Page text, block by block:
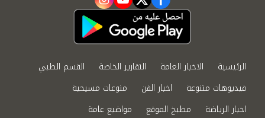
facebook
twitter
youtube
instagram
الرئيسية الاخبار العامة التقارير الخاصة
القسم الطبي
فيديوهات متنوعة
اخبار الفن
منوعات مسيحية
اخبار الرياضة
مطبخ الموقع
مواضيع عامة